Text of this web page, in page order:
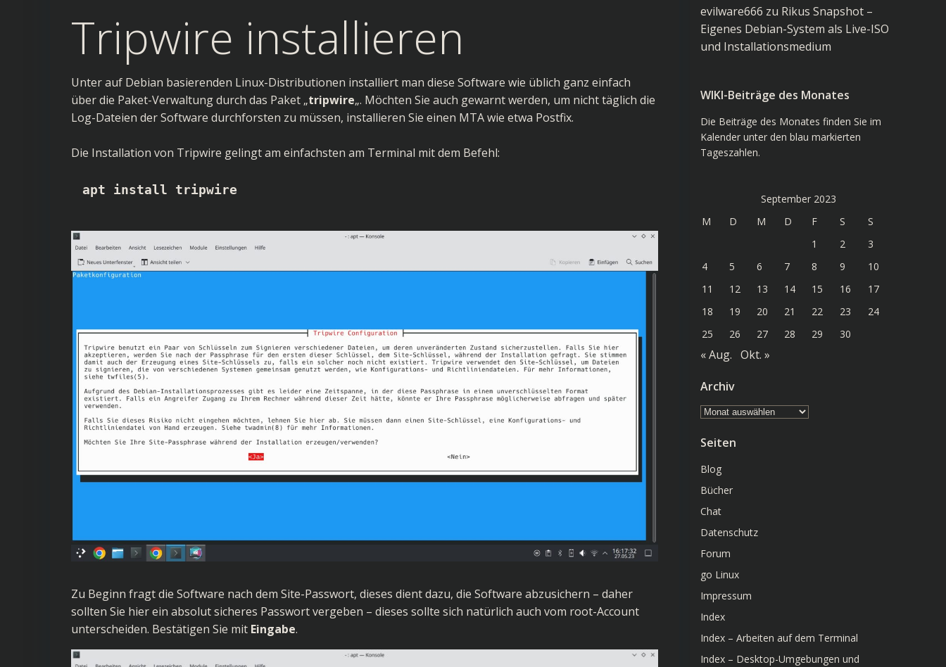
Tripwire installieren
Unter auf Debian basierenden Linux-Distributionen installiert man diese Software wie üblich ganz einfach
über die Paket-Verwaltungdurch das Paket „tripwire„. Möchten Sie auch gewarnt werden, um nicht täglich die
Log-Dateien der Software durchforsten zu müssen, installieren Sie einen MTA wie etwa Postfix.
Die Installation von Tripwire gelingt am einfachsten am Terminal mit dem Befehl:
apt install tripwire
Zu Beginn fragt die Software nach dem Site-Passwort, dieses dient dazu, die Software abzusichern – daher
sollten Sie hier ein absolut sicheres Passwort vergeben – dieses sollte sich natürlich auch vom root-Account
unterscheiden. Bestätigen Sie mit Eingabe.
evilware666 zu Rikus Snapshot –
Eigenes Debian-System als Live-ISO
und Installationsmedium
WIKI-Beiträge des Monates
Die Beiträge des Monates finden Sie im
Kalender unter den blau markierten
Tageszahlen.
September 2023
M
D M D F S
S
1
2
3
4
5 6 7 8 9
10
11
12 13 14 15 16
17
18
19 20 21 22 23
24
25
26 27 28 29 30
« Aug. Okt. »
Archiv
Archiv
Seiten
Blog
Bücher
Chat
Datenschutz
Forum
go Linux
Impressum
Index
Index – Arbeiten auf dem Terminal
Index – Desktop-Umgebungen und